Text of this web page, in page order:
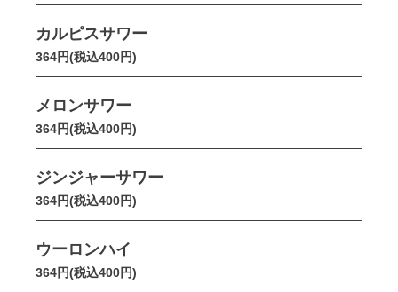
カルピスサワー
364円(税込400円)
メロンサワー
364円(税込400円)
ジンジャーサワー
364円(税込400円)
ウーロンハイ
364円(税込400円)